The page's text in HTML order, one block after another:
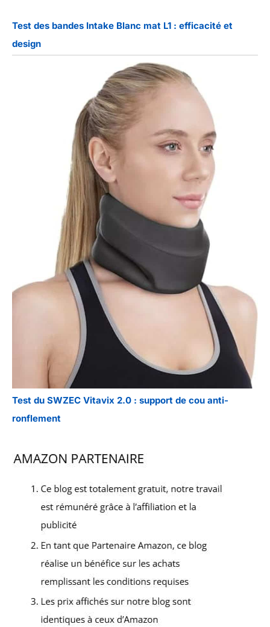
Test des bandes Intake Blanc mat L1 : efficacité et
design
Test du SWZEC Vitavix 2.0 : support de cou anti-
ronflement